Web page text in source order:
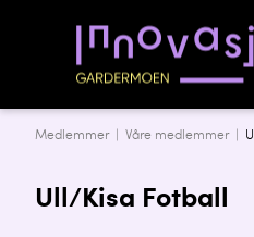
Medlemmer | Våre medlemmer|
Ull/Kisa Fotball